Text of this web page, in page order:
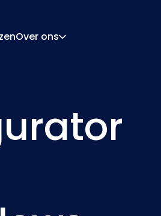
Over ons
Contact